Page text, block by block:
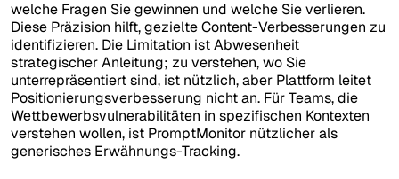
welche Fragen Sie gewinnen und welche Sie verlieren.
Diese Präzision hilft, gezielte Content-Verbesserungen zu
identifizieren. Die Limitation ist Abwesenheit
strategischer Anleitung; zu verstehen, wo Sie
unterrepräsentiert sind, ist nützlich, aber Plattform leitet
Positionierungsverbesserung nicht an. Für Teams, die
Wettbewerbsvulnerabilitäten in spezifischen Kontexten
verstehen wollen, ist PromptMonitor nützlicher als
generisches Erwähnungs-Tracking.